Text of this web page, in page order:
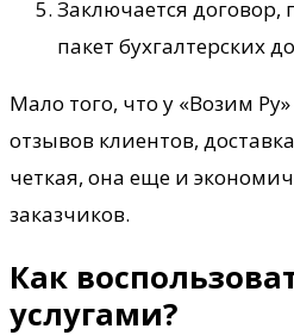
Заключается договор,
пакет бухгалтерских
Мало того, что у «Возим
отзывов клиентов,
четкая, она еще и
заказчиков.
Как
услугами?